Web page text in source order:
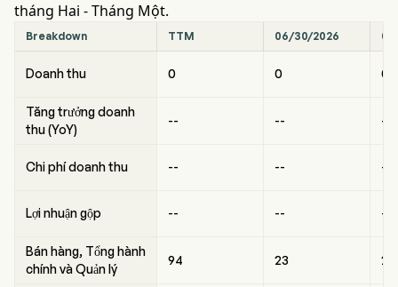
tháng Hai - Tháng Một.
Breakdown TTM 06/30/2026
Doanh thu 0 0 0
Tăng trưởng doanh
thu (YoY)
-- -- --
Chi phí doanh thu -- -- --
Lợi nhuận gộp -- -- --
Bán hàng, Tổng hành
chính và Quản lý
94 23 24